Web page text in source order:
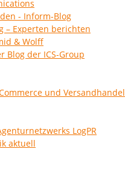
- Inform-Blog
– Experten berichten
& Wolff
Blog der ICS-Group
und Versandhandel
LogPR
aktuell